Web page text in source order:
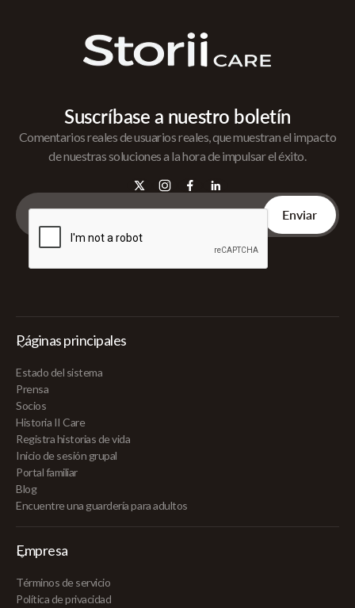
Suscríbase a nuestro boletín
Comentarios reales de usuarios reales, que muestran el impacto
de nuestras soluciones a la hora de impulsar el éxito.
Páginas principales
Estado del sistema
Prensa
Socios
Historia II Care
Registra historias de vida
Inicio de sesión grupal
Portal familiar
Blog
Encuentre una guardería para adultos
Empresa
Términos de servicio
Política de privacidad